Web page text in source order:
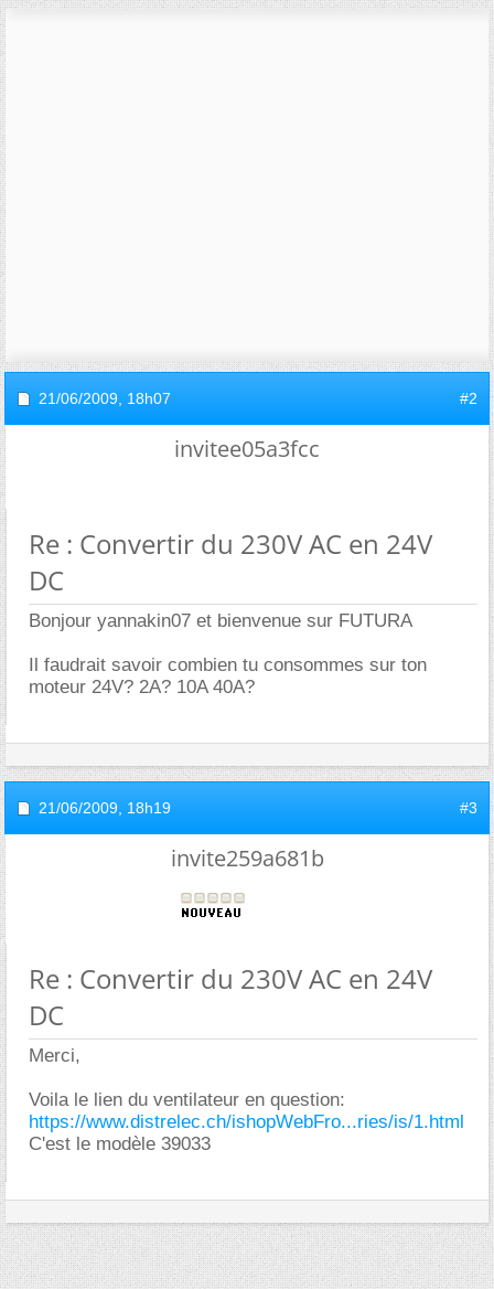
21/06/2009, 18h07 #2
invitee05a3fcc
Re : Convertir du 230V AC en 24V
DC
Bonjour yannakin07 et bienvenue sur FUTURA
Il faudrait savoir combien tu consommes sur ton
moteur 24V? 2A? 10A 40A?
21/06/2009, 18h19 #3
invite259a681b
Re : Convertir du 230V AC en 24V
DC
Merci,
Voila le lien du ventilateur en question:
https://www.distrelec.ch/ishopWebFro...ries/is/1.html
C'est le modèle 39033